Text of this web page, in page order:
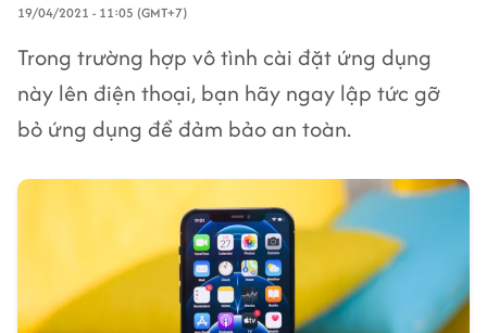
19/04/2021 - 11:05 (GMT+7)
Trong trường hợp vô tình cài đặt ứng dụng
này lên điện thoại, bạn hãy ngay lập tức gỡ
bỏ ứng dụng để đảm bảo an toàn.